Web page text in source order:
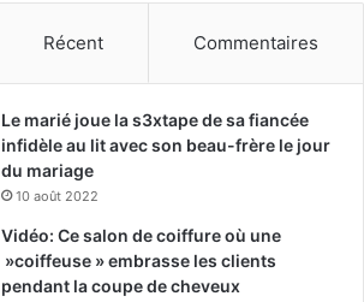
Récent Commentaires
Le marié joue la s3xtape de sa fiancée
infidèle au lit avec son beau-frère le jour
du mariage
10 août 2022
Vidéo: Ce salon de coiffure où une
»coiffeuse » embrasse les clients
pendant la coupe de cheveux